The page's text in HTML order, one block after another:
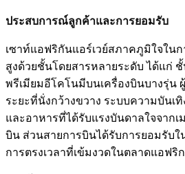
ประสบการณ์ลูกค้าและการยอมรับ
เซาท์แอฟริกันแอร์เวย์สภาคภูมิใจใน
สูงด้วยชั้นโดยสารหลายระดับ ได้แก่
พรีเมียมอีโคโนมีบนเครื่องบินบางรุ่น
ระยะที่นั่งกว้างขวาง ระบบความบันเ
และอาหารที่ได้รับแรงบันดาลใจจาก
บิน ส่วนสายการบินได้รับการยอมรับ
การตรงเวลาที่เข้มงวดในตลาดแอฟริ